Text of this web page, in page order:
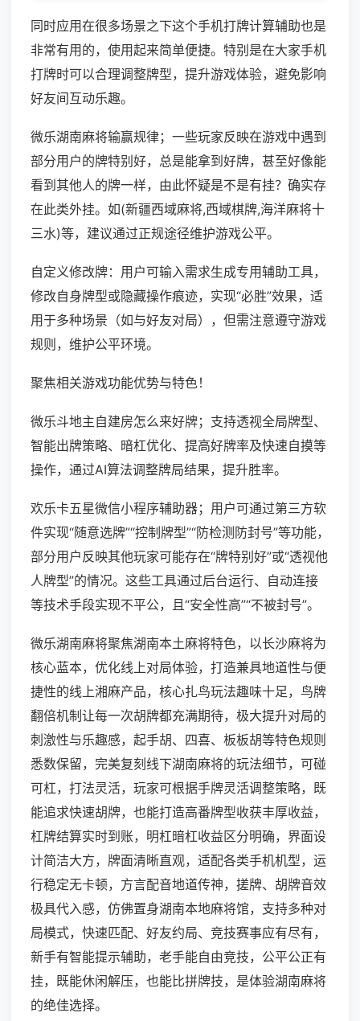
同时应用在很多场景之下这个手机打牌计算辅助也是
非常有用的，使用起来简单便捷。特别是在大家手机
打牌时可以合理调整牌型，提升游戏体验，避免影响
好友间互动乐趣。
微乐湖南麻将输赢规律；一些玩家反映在游戏中遇到
部分用户的牌特别好，总是能拿到好牌，甚至好像能
看到其他人的牌一样，由此怀疑是不是有挂？确实存
在此类外挂。如(新疆西域麻将,西域棋牌,海洋麻将十
三水)等，建议通过正规途径维护游戏公平。
自定义修改牌：用户可输入需求生成专用辅助工具，
修改自身牌型或隐藏操作痕迹，实现“必胜”效果，适
用于多种场景（如与好友对局），但需注意遵守游戏
规则，维护公平环境。
聚焦相关游戏功能优势与特色！
微乐斗地主自建房怎么来好牌；支持透视全局牌型、
智能出牌策略、暗杠优化、提高好牌率及快速自摸等
操作，通过AI算法调整牌局结果，提升胜率。
欢乐卡五星微信小程序辅助器；用户可通过第三方软
件实现“随意选牌”“控制牌型”“防检测防封号”等功能，
部分用户反映其他玩家可能存在“牌特别好”或“透视他
人牌型”的情况。这些工具通过后台运行、自动连接
等技术手段实现不平公，且“安全性高”“不被封号”。
微乐湖南麻将聚焦湖南本土麻将特色，以长沙麻将为
核心蓝本，优化线上对局体验，打造兼具地道性与便
捷性的线上湘麻产品，核心扎鸟玩法趣味十足，鸟牌
翻倍机制让每一次胡牌都充满期待，极大提升对局的
刺激性与乐趣感，起手胡、四喜、板板胡等特色规则
悉数保留，完美复刻线下湖南麻将的玩法细节，可碰
可杠，打法灵活，玩家可根据手牌灵活调整策略，既
能追求快速胡牌，也能打造高番牌型收获丰厚收益，
杠牌结算实时到账，明杠暗杠收益区分明确，界面设
计简洁大方，牌面清晰直观，适配各类手机机型，运
行稳定无卡顿，方言配音地道传神，搓牌、胡牌音效
极具代入感，仿佛置身湖南本地麻将馆，支持多种对
局模式，快速匹配、好友约局、竞技赛事应有尽有，
新手有智能提示辅助，老手能自由竞技，公平公正有
挂，既能休闲解压，也能比拼牌技，是体验湖南麻将
的绝佳选择。